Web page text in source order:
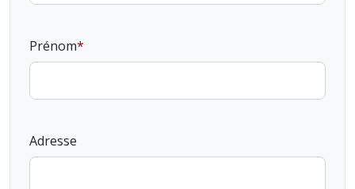
Prénom
Adresse